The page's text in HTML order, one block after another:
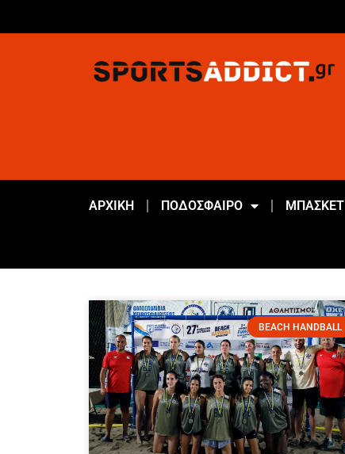
ΑΡΧΙΚΗ ΠΟΔΟΣΦΑΙΡΟ ΜΠΑΣΚΕΤ
BEACH HANDBALL